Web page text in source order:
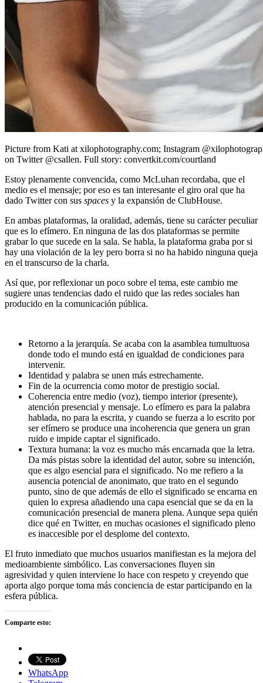
Picture from Kati at xilophotography.com; Instagram
on Twitter @csallen. Full story: convertkit.com/courtland
Estoy plenamente convencida, como McLuhan recordaba, que el
medio es el mensaje; por eso es tan interesante el giro oral que ha
dado Twitter con sus spaces y la expansión de ClubHouse.
En ambas plataformas, la oralidad, además, tiene su carácter peculiar
que es lo efímero. En ninguna de las dos plataformas se permite
grabar lo que sucede en la sala. Se habla, la plataforma graba por si
hay una violación de la ley pero borra si no ha habido ninguna queja
en el transcurso de la charla.
Así que, por reflexionar un poco sobre el tema, este cambio me
sugiere unas tendencias dado el ruido que las redes sociales han
producido en la comunicación pública.
Retorno a la jerarquía. Se acaba con la asamblea tumultuosa
donde todo el mundo está en igualdad de condiciones para
intervenir.
Identidad y palabra se unen más estrechamente.
Fin de la ocurrencia como motor de prestigio social.
Coherencia entre medio (voz), tiempo interior (presente),
atención presencial y mensaje. Lo efímero es para la palabra
hablada, no para la escrita, y cuando se fuerza a lo escrito por
ser efímero se produce una incoherencia que genera un gran
ruido e impide captar el significado.
Textura humana: la voz es mucho más encarnada que la letra.
Da más pistas sobre la identidad del autor, sobre su intención,
que es algo esencial para el significado. No me refiero a la
ausencia potencial de anonimato, que trato en el segundo
punto, sino de que además de ello el significado se encarna en
quien lo expresa añadiendo una capa esencial que se da en la
comunicación presencial de manera plena. Aunque sepa quién
dice qué en Twitter, en muchas ocasiones el significado pleno
es inaccesible por el desplome del contexto.
El fruto inmediato que muchos usuarios manifiestan es la mejora del
medioambiente simbólico. Las conversaciones fluyen sin
agresividad y quien interviene lo hace con respeto y creyendo que
aporta algo porque toma más conciencia de estar participando en la
esfera pública.
Comparte esto:
WhatsApp